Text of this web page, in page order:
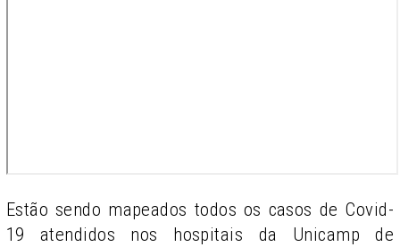
Estão sendo mapeados todos os casos de Covid-
19 atendidos nos hospitais da Unicamp de